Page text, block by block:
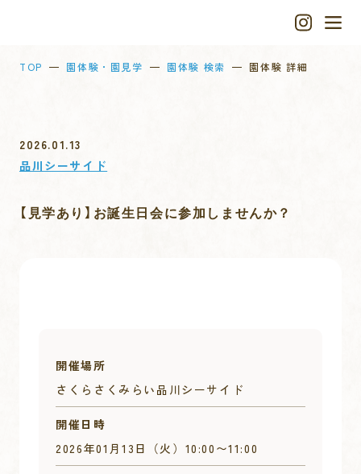
TOP 園体験・園見学 園体験 検索 園体験 詳細
2026.01.13
品川シーサイド
【見学あり】お誕生日会に参加しませんか？
開催場所
さくらさくみらい品川シーサイド
開催日時
2026年01月13日（火） 10:00 〜11:00